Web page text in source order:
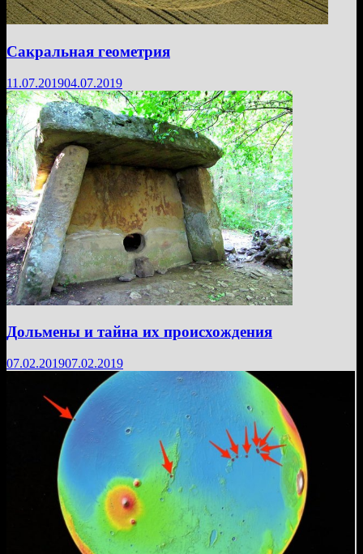
Сакральная геометрия
11.07.201904.07.2019
Дольмены и тайна их происхождения
07.02.201907.02.2019